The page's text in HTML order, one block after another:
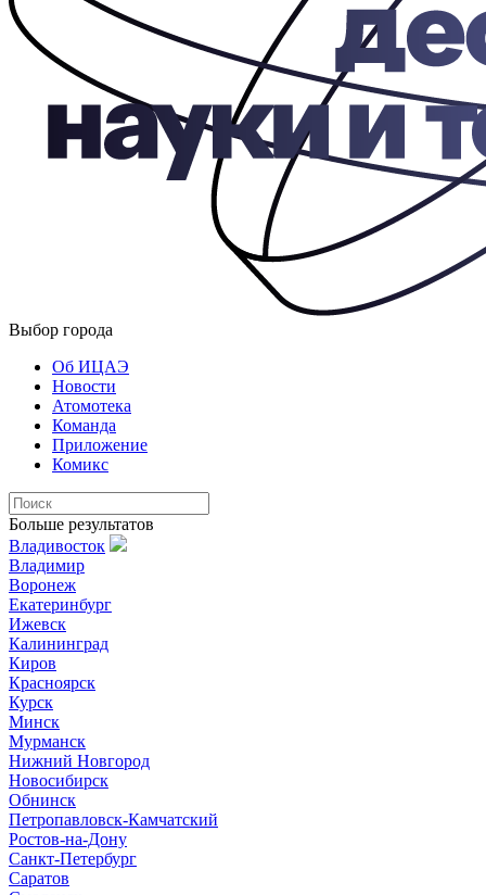
Выбор города
Об ИЦАЭ
Новости
Атомотека
Команда
Приложение
Комикс
Больше результатов
Владивосток
Владимир
Воронеж
Екатеринбург
Ижевск
Калининград
Киров
Красноярск
Курск
Минск
Мурманск
Нижний Новгород
Новосибирск
Обнинск
Петропавловск-Камчатский
Ростов-на-Дону
Санкт-Петербург
Саратов